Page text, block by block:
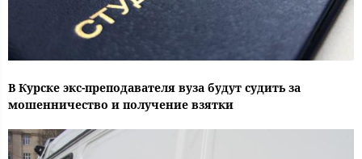
В Курске экс-преподавателя вуза будут судить за
мошенничество и получение взятки